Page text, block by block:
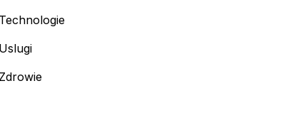
Technologie
Uslugi
Zdrowie